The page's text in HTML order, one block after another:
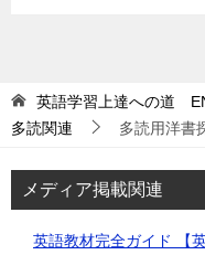
英語学習上達への道
多読関連
多読用洋書
メディア掲載関連
英語教材完全ガイド 【